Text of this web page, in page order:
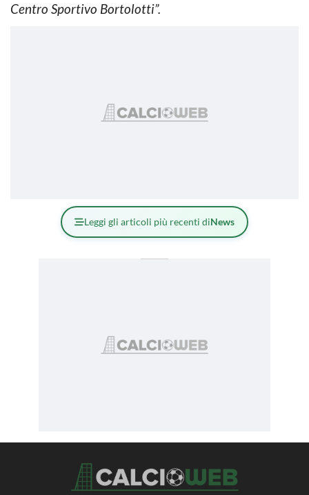
Centro Sportivo Bortolotti”.
Leggi gli articoli più recenti diNews